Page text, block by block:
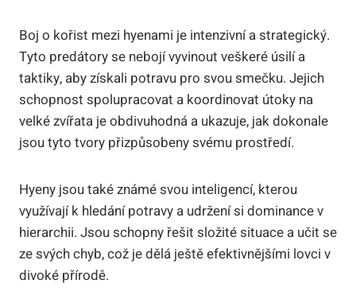
Boj o kořist mezi hyenami je intenzivní a strategický.
Tyto predátory se nebojí vyvinout veškeré úsilí a
taktiky, aby získali potravu pro svou smečku. Jejich
schopnost spolupracovat a koordinovat útoky na
velké zvířata je obdivuhodná a ukazuje, jak dokonale
jsou tyto tvory přizpůsobeny svému prostředí.
Hyeny jsou také známé svou inteligencí, kterou
využívají k hledání potravy a udržení si dominance v
hierarchii. Jsou schopny řešit složité situace a učit se
ze svých chyb, což je dělá ještě efektivnějšími lovci v
divoké přírodě.